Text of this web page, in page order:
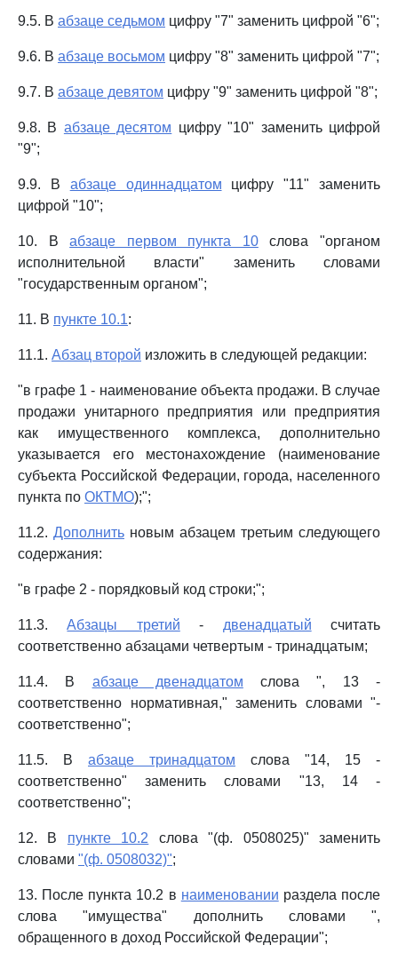
9.5. В абзаце седьмом цифру "7" заменить цифрой "6";
9.6. В абзаце восьмом цифру "8" заменить цифрой "7";
9.7. В абзаце девятом цифру "9" заменить цифрой "8";
9.8. В абзаце десятом цифру "10" заменить цифрой
"9";
9.9. В абзаце одиннадцатом цифру "11" заменить
цифрой "10";
10. Вабзаце первом пункта 10слова "органом
исполнительной власти" заменить словами
"государственным органом";
11. В пункте 10.1:
11.1. Абзац второй изложить в следующей редакции:
"в графе 1 - наименование объекта продажи. В случае
продажи унитарного предприятия или предприятия
как имущественного комплекса, дополнительно
указывается его местонахождение (наименование
субъекта Российской Федерации, города, населенного
пункта по ОКТМО);";
11.2. Дополнить новым абзацем третьим следующего
содержания:
"в графе 2 - порядковый код строки;";
11.3.Абзацы третий - двенадцатый считать
соответственно абзацами четвертым - тринадцатым;
11.4. В абзаце двенадцатом слова ", 13 -
соответственно нормативная," заменить словами "-
соответственно";
11.5. В абзаце тринадцатом слова "14, 15 -
соответственно" заменить словами "13, 14 -
соответственно";
12. В пункте 10.2 слова "(ф. 0508025)" заменить
словами "(ф. 0508032)";
13. После пункта 10.2 в наименовании раздела после
слова "имущества" дополнить словами ",
обращенного в доход Российской Федерации";